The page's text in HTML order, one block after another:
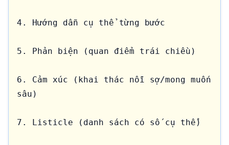
4. Hướng dẫn cụ thể từng bước
5. Phản biện (quan điểm trái chiều)
6. Cảm xúc (khai thác nỗi sợ/mong muốn
sâu)
7. Listicle (danh sách có số cụ thể)